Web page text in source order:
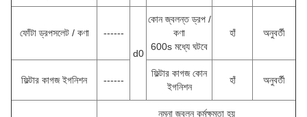
ফোঁটা ড্রপসলেট / কণা
------
d0
কোন জ্বলন্ত ড্রপ /
কণা
600s মধ্যে ঘটবে
হাঁ অনুবর্তী
ফিল্টার কাগজ ইগনিশন ------
ফিল্টার কাগজ কোন
ইগনিশন
হাঁ অনুবর্তী
নমুনা জ্বলন কর্মক্ষমতা হয়